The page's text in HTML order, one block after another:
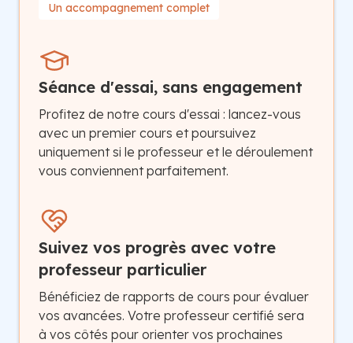
Un accompagnement complet
Séance d'essai, sans engagement
Profitez de notre cours d'essai : lancez-vous
avec un premier cours et poursuivez
uniquement si le professeur et le déroulement
vous conviennent parfaitement.
Suivez vos progrès avec votre
professeur particulier
Bénéficiez de rapports de cours pour évaluer
vos avancées. Votre professeur certifié sera
à vos côtés pour orienter vos prochaines